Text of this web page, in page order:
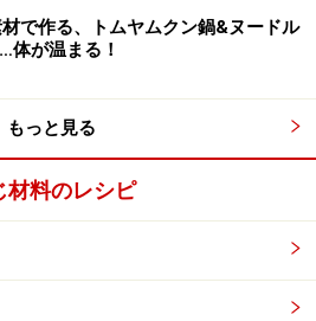
で作る、トムヤムクン鍋&ヌードル
体が温まる！
もっと見る
材料のレシピ